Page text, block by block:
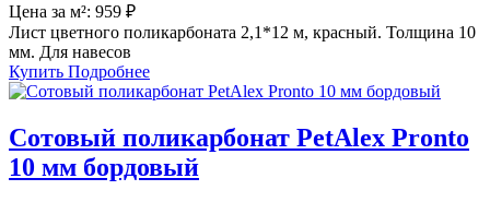
Цена за м²: 959 ₽
Лист цветного поликарбоната 2,1*12 м, красный. Толщина 10
мм. Для навесов
Купить Подробнее
Сотовый поликарбонат PetAlex Pronto
10 мм бордовый